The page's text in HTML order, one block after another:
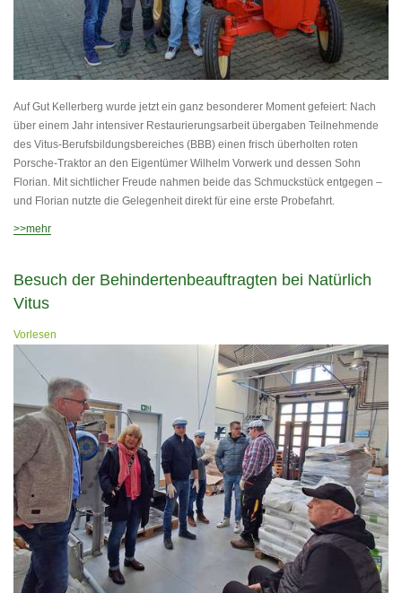
Auf Gut Kellerberg wurde jetzt ein ganz besonderer Moment gefeiert: Nach
über einem Jahr intensiver Restaurierungsarbeit übergaben Teilnehmende
des Vitus-Berufsbildungsbereiches (BBB) einen frisch überholten roten
Porsche-Traktor an den Eigentümer Wilhelm Vorwerk und dessen Sohn
Florian. Mit sichtlicher Freude nahmen beide das Schmuckstück entgegen –
und Florian nutzte die Gelegenheit direkt für eine erste Probefahrt.
>>mehr
Besuch der Behindertenbeauftragten bei Natürlich
Vitus
Vorlesen